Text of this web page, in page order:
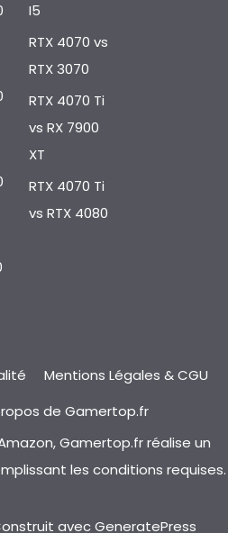
I5
RTX 4070 vs
RTX 3070
RTX 4070 Ti
vs RX 7900
XT
RTX 4070 Ti
vs RTX 4080
Mentions Légales & CGU
de Gamertop.fr
Gamertop.fr réalise un
les conditions requises.
avecGeneratePress